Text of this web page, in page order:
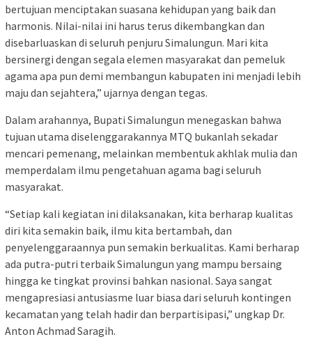
bertujuan menciptakan suasana kehidupan yang baik dan
harmonis. Nilai-nilai ini harus terus dikembangkan dan
disebarluaskan di seluruh penjuru Simalungun. Mari kita
bersinergi dengan segala elemen masyarakat dan pemeluk
agama apa pun demi membangun kabupaten ini menjadi lebih
maju dan sejahtera,” ujarnya dengan tegas.
Dalam arahannya, Bupati Simalungun menegaskan bahwa
tujuan utama diselenggarakannya MTQ bukanlah sekadar
mencari pemenang, melainkan membentuk akhlak mulia dan
memperdalam ilmu pengetahuan agama bagi seluruh
masyarakat.
“Setiap kali kegiatan ini dilaksanakan, kita berharap kualitas
diri kita semakin baik, ilmu kita bertambah, dan
penyelenggaraannya pun semakin berkualitas. Kami berharap
ada putra-putri terbaik Simalungun yang mampu bersaing
hingga ke tingkat provinsi bahkan nasional. Saya sangat
mengapresiasi antusiasme luar biasa dari seluruh kontingen
kecamatan yang telah hadir dan berpartisipasi,” ungkap Dr.
Anton Achmad Saragih.